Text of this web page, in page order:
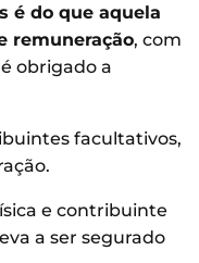
é do que aquela
remuneração, com
obrigado a
facultativos,
e contribuinte
a ser segurado